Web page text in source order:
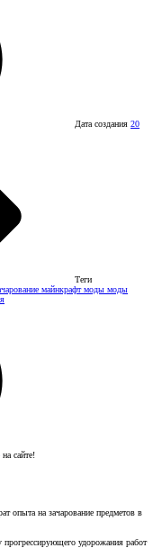
Дата создания 20
Теги
майнкрафт моды моды
на сайте!
опыта на зачарование предметов в
удорожания работ